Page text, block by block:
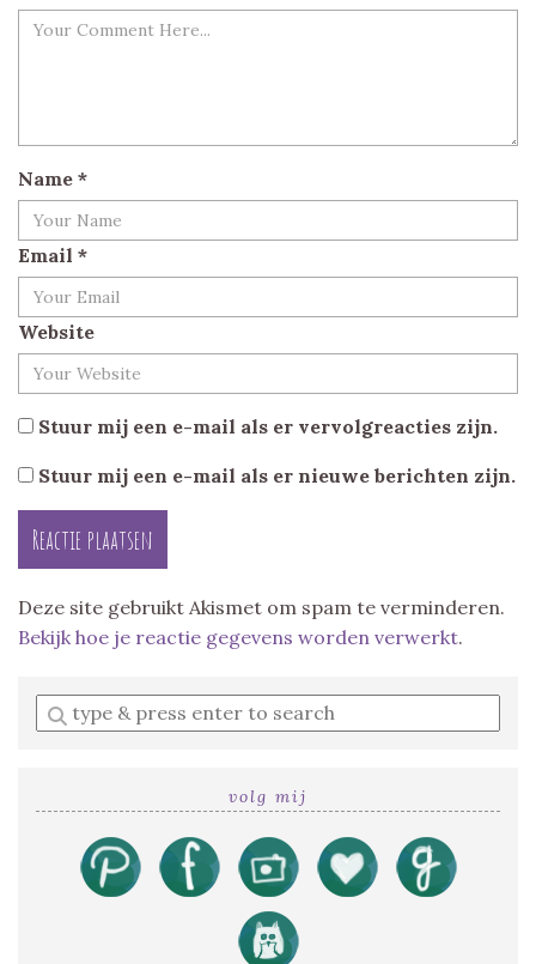
Name *
Email *
Website
Stuur mij een e-mail als er vervolgreacties zijn.
Stuur mij een e-mail als er nieuwe berichten zijn.
Deze site gebruikt Akismet om spam te verminderen.
Bekijk hoe je reactie gegevens worden verwerkt.
Enter
a
volg mij